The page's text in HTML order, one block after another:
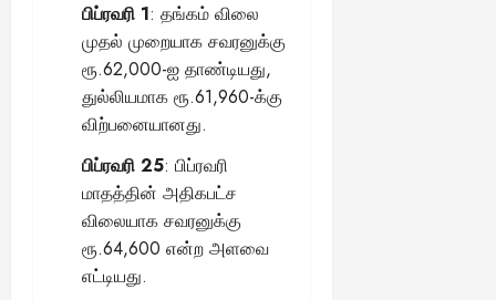
பிப்ரவரி 1: தங்கம் விலை
முதல் முறையாக சவரனுக்கு
ரூ.62,000-ஐ தாண்டியது,
துல்லியமாக ரூ.61,960-க்கு
விற்பனையானது.
பிப்ரவரி 25: பிப்ரவரி
மாதத்தின் அதிகபட்ச
விலையாக சவரனுக்கு
ரூ.64,600 என்ற அளவை
எட்டியது.